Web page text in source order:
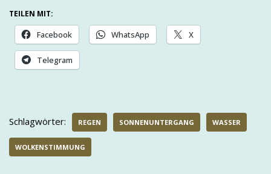
TEILEN MIT:
Facebook WhatsApp X
Telegram
Schlagwörter: REGEN SONNENUNTERGANG WASSER
WOLKENSTIMMUNG